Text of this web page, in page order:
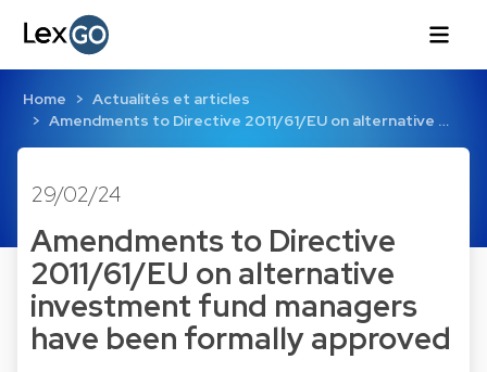
Home
Actualités et articles
Amendments to Directive 2011/61/EU on alternative …
29/02/24
Amendments to Directive
2011/61/EU on alternative
investment fund managers
have been formally approved